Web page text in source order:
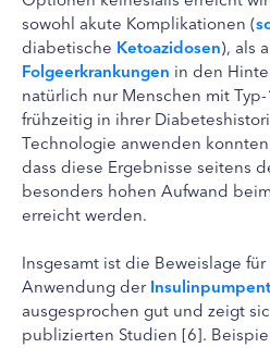
sowohl akute Komplikationen (
diabetische Ketoazidosen), als
Folgeerkrankungen in den
natürlich nur Menschen mit
frühzeitig in ihrer
Technologie anwenden
dass diese Ergebnisse seitens
besonders hohen Aufwand
erreicht werden.
Insgesamt ist die Beweislage
Anwendung der
ausgesprochen gut und zeigt
publizierten Studien [6].